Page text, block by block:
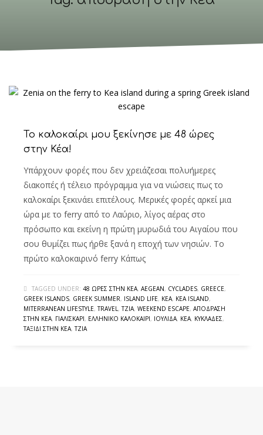
Το καλοκαίρι μου ξεκίνησε με 48 ώρες
στην Κέα!
Υπάρχουν φορές που δεν χρειάζεσαι πολυήμερες
διακοπές ή τέλειο πρόγραμμα για να νιώσεις πως το
καλοκαίρι ξεκινάει επιτέλους. Μερικές φορές αρκεί μια
ώρα με το ferry από το Λαύριο, λίγος αέρας στο
πρόσωπο και εκείνη η πρώτη μυρωδιά του Αιγαίου που
σου θυμίζει πως ήρθε ξανά η εποχή των νησιών. Το
πρώτο καλοκαιρινό ferry Κάπως
TAGGED UNDER: 48 ΏΡΕΣ ΣΤΗΝ ΚΈΑ, AEGEAN, CYCLADES, GREECE,
GREEK ISLANDS, GREEK SUMMER, ISLAND LIFE, KEA, KEA ISLAND,
MITERRANEAN LIFESTYLE,TRAVEL,TZIA, WEEKEND ESCAPE, ΑΠΌΔΡΑΣΗ
ΣΤΗΝ ΚΈΑ, ΓΙΑΛΙΣΚΆΡΙ, ΕΛΛΗΝΙΚΌ ΚΑΛΟΚΑΊΡΙ, ΙΟΥΛΊΔΑ, ΚΈΑ, ΚΥΚΛΆΔΕΣ,
ΤΑΞΊΔΙ ΣΤΗΝ ΚΈΑ,ΤΖΙΆ